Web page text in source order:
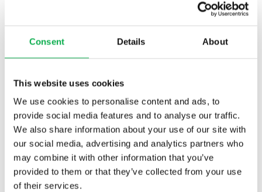
Consent Details About
This website uses cookies
We use cookies to personalise content and ads, to
provide social media features and to analyse our traffic.
We also share information about your use of our site with
our social media, advertising and analytics partners who
may combine it with other information that you’ve
provided to them or that they’ve collected from your use
of their services.
Uusi myyntirakenne ja